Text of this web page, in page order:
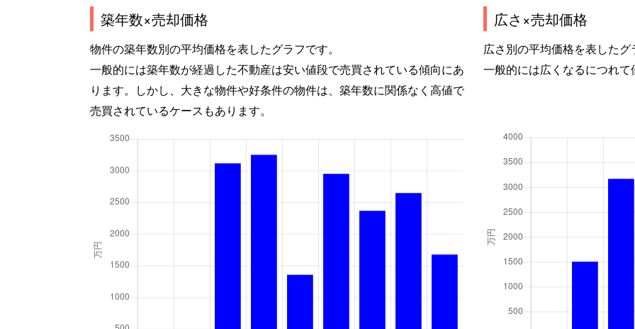
築年数×売却価格
物件の築年数別の平均価格を表したグラフです。
一般的には築年数が経過した不動産は安い値段で売買されている傾向にあ
ります。しかし、大きな物件や好条件の物件は、築年数に関係なく高値で
売買されているケースもあります。
広さ×売却価格
広さ別の平均価格を表した
一般的には広くなるにつれ